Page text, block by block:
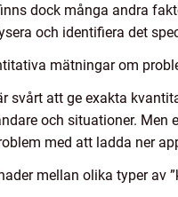
dock många andra
och identifiera det
mätningar om
svårt att ge exakta
och situationer. Men
med att ladda ner
mellan olika typer av